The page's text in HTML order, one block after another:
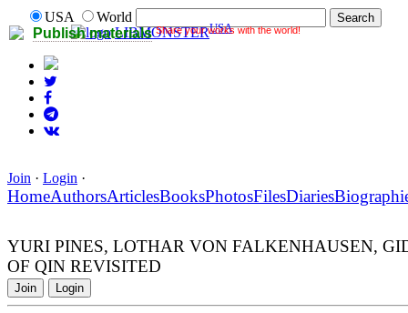
Publish materials Share your works with the world!
USA
World
LIBMONSTERUSA
Join · Login ·
HomeAuthorsArticlesBooksPhotosFilesDiaries
YURI PINES, LOTHAR VON FALKENHAUSEN,
OF QIN REVISITED
Join Login